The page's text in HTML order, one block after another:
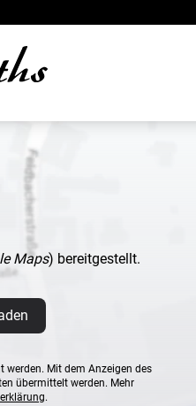
Maps) bereitgestellt.
werden. Mit dem Anzeigen des
übermittelt werden. Mehr
.